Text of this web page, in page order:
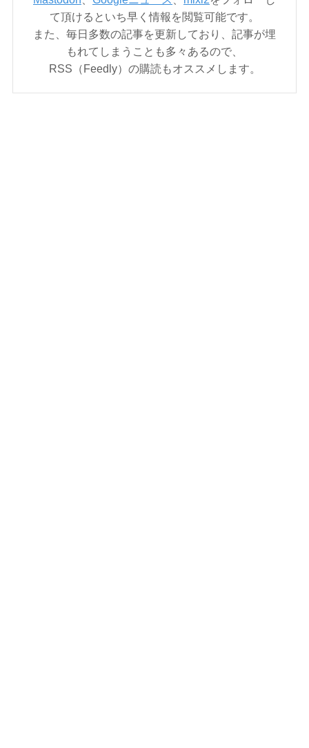
て頂けるといち早く情報を閲覧可能です。
また、毎日多数の記事を更新しており、記事が埋
もれてしまうことも多々あるので、
RSS（Feedly）の購読もオススメします。